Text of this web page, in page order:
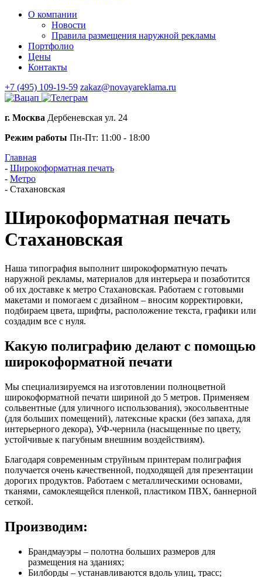
О компании
Новости
Правила размещения наружной рекламы
Портфолио
Цены
Контакты
+7 (495) 109-19-59 zakaz@novayareklama.ru
г. Москва Дербеневская ул. 24
Режим работы Пн-Пт: 11:00 - 18:00
Главная
- Широкоформатная печать
- Метро
- Стахановская
Широкоформатная печать
Стахановская
Наша типография выполнит широкоформатную печать
наружной рекламы, материалов для интерьера и позаботится
об их доставке к метро Стахановская. Работаем с готовыми
макетами и помогаем с дизайном – вносим корректировки,
подбираем цвета, шрифты, расположение текста, графики или
создадим все с нуля.
Какую полиграфию делают с помощью
широкоформатной печати
Мы специализируемся на изготовлении полноцветной
широкоформатной печати шириной до 5 метров. Применяем
сольвентные (для уличного использования), экосольвентные
(для больших помещений), латексные краски (без запаха, для
интерьерного декора), УФ-чернила (насыщенные по цвету,
устойчивые к пагубным внешним воздействиям).
Благодаря современным струйным принтерам полиграфия
получается очень качественной, подходящей для презентации
дорогих продуктов. Работаем с металлическими основами,
тканями, самоклеящейся пленкой, пластиком ПВХ, баннерной
сеткой.
Производим:
Брандмауэры – полотна больших размеров для
размещения на зданиях;
Билборды – устанавливаются вдоль улиц, трасс;